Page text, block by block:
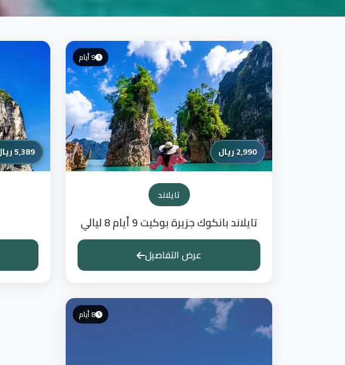
9 أيام
2,990 ريال
تايلاند
تايلاند بانكوك جزيرة بوكيت 9 أيام 8 ليالي
عرض التفاصيل
5,389 ريال
8 أيام